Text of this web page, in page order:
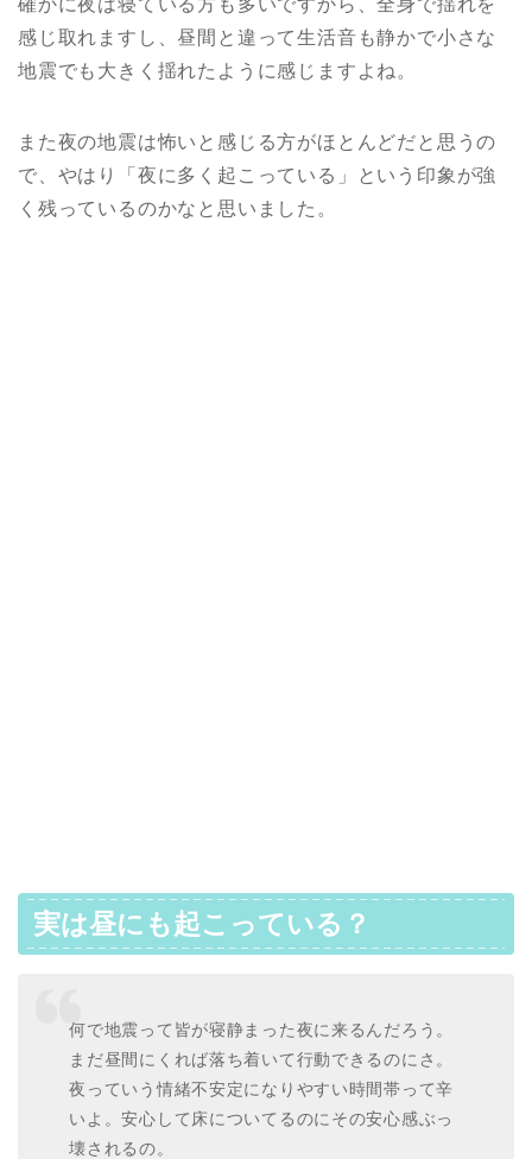
感じ取れますし、昼間と違って生活音も静かで小さな
地震でも大きく揺れたように感じますよね。
また夜の地震は怖いと感じる方がほとんどだと思うの
で、やはり「夜に多く起こっている」という印象が強
く残っているのかなと思いました。
実は昼にも起こっている？
何で地震って皆が寝静まった夜に来るんだろう。
まだ昼間にくれば落ち着いて行動できるのにさ。
夜っていう情緒不安定になりやすい時間帯って辛
いよ。安心して床についてるのにその安心感ぶっ
壊されるの。